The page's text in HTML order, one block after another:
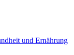
und Ernährung